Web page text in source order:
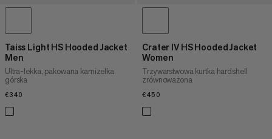
Taiss Light HS Hooded Jacket
Men
Ultra-lekka, pakowana kamizelka
górska
€340
Crater IV HS Hooded Jacket
Women
Trzywarstwowa kurtka hardshell
zrównoważona
€450